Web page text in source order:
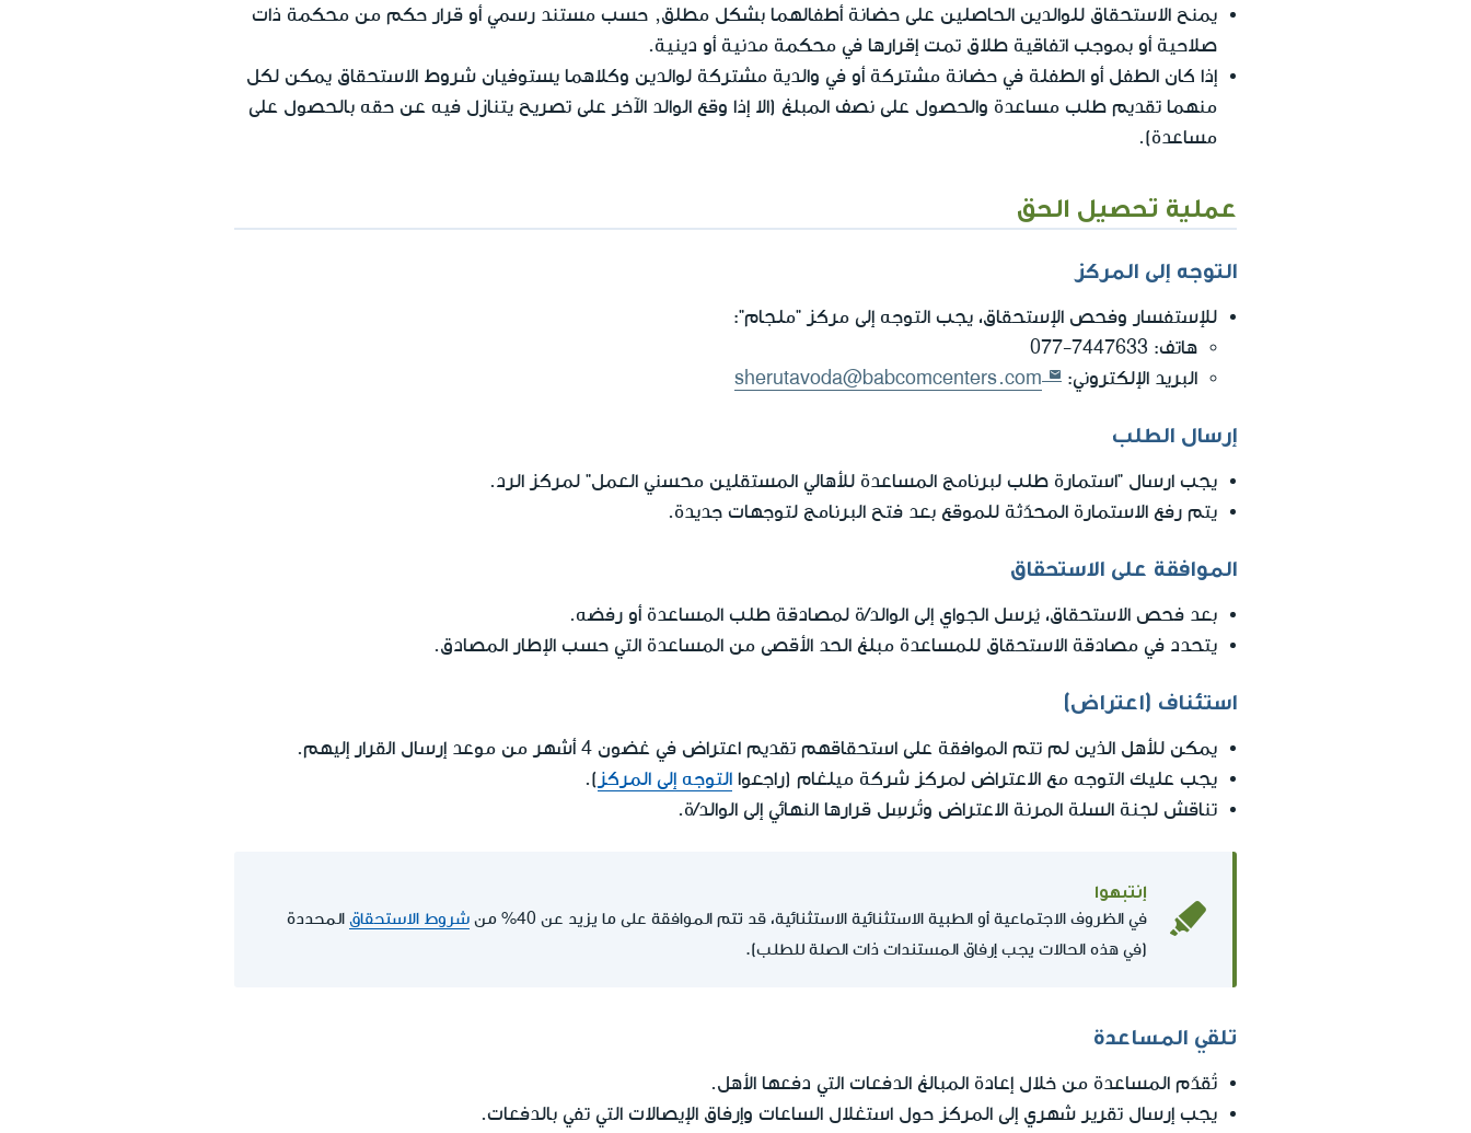
يمنح الاستحقاق للوالدين الحاصلين على حضانة أطفالهما بشكل مطلق, حسب مستند رسمي أو قرار حكم من محكمة ذات
صلاحية أو بموجب اتفاقية طلاق تمت إقرارها في محكمة مدنية أو دينية.
إذا كان الطفل أو الطفلة في حضانة مشتركة أو في والدية مشتركة لوالدين وكلاهما يستوفيان شروط الاستحقاق يمكن لكل
منهما تقديم طلب مساعدة والحصول على نصف المبلغ (الا إذا وقع الوالد الآخر على تصريح يتنازل فيه عن حقه بالحصول على
مساعدة).
عملية تحصيل الحق
التوجه إلى المركز
للإستفسار وفحص الإستحقاق، يجب التوجه إلى مركز "ملجام":
هاتف: 077-7447633
البريد الإلكتروني:
sherutavoda@babcomcenters.com
إرسال الطلب
يجب ارسال "استمارة طلب لبرنامج المساعدة للأهالي المستقلين محسني العمل" لمركز الرد.
يتم رفع الاستمارة المحدّثة للموقع بعد فتح البرنامج لتوجهات جديدة.
الموافقة على الاستحقاق
بعد فحص الاستحقاق، يُرسل الجواي إلى الوالد/ة لمصادقة طلب المساعدة أو رفضه.
يتحدد في مصادقة الاستحقاق للمساعدة مبلغ الحد الأقصى من المساعدة التي حسب الإطار المصادق.
استئناف (اعتراض)
يمكن للأهل الذين لم تتم الموافقة على استحقاقهم تقديم اعتراض في غضون 4 أشهر من موعد إرسال القرار إليهم.
يجب عليك التوجه مع الاعتراض لمركز شركة ميلغام (راجعوا التوجه إلى المركز ).
تناقش لجنة السلة المرنة الاعتراض وتُرسِل قرارها النهائي إلى الوالد/ة.
إنتبهوا
في الظروف الاجتماعية أو الطبية الاستثنائية الاستثنائية، قد تتم الموافقة على ما يزيد عن 40% من شروط الاستحقاق المحددة
(في هذه الحالات يجب إرفاق المستندات ذات الصلة للطلب).
تلقي المساعدة
تُقدّم المساعدة من خلال إعادة المبالغ الدفعات التي دفعها الأهل.
يجب إرسال تقرير شهري إلى المركز حول استغلال الساعات وإرفاق الإيصالات التي تفي بالدفعات.